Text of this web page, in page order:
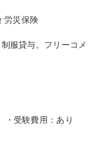
労災保険
服貸与。フリーコメ
・受験費用：あり